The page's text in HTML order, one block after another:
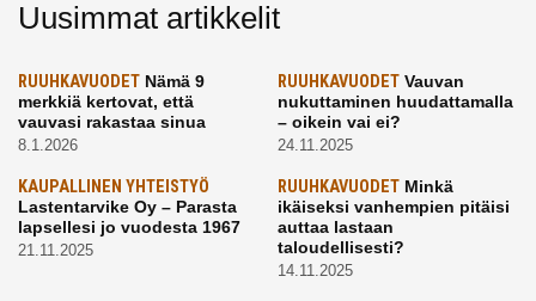
Uusimmat artikkelit
RUUHKAVUODET Nämä 9
merkkiä kertovat, että
vauvasi rakastaa sinua
8.1.2026
RUUHKAVUODETVauvan
nukuttaminen huudattamalla
– oikein vai ei?
24.11.2025
KAUPALLINEN YHTEISTYÖ
Lastentarvike Oy – Parasta
lapsellesi jo vuodesta 1967
21.11.2025
RUUHKAVUODETMinkä
ikäiseksi vanhempien pitäisi
auttaa lastaan
taloudellisesti?
14.11.2025